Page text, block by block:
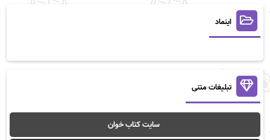
اینماد
تبلیغات متنی
سایت کتاب خوان